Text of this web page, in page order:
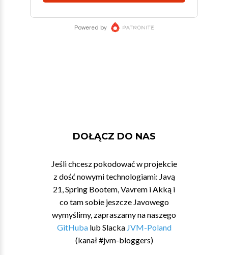
DOŁĄCZ DO NAS
Jeśli chcesz pokodować w projekcie
z dość nowymi technologiami: Javą
21, Spring Bootem, Vavrem i Akką i
co tam sobie jeszcze Javowego
wymyślimy, zapraszamy na naszego
GitHubalub Slacka JVM-Poland
(kanał #jvm-bloggers)